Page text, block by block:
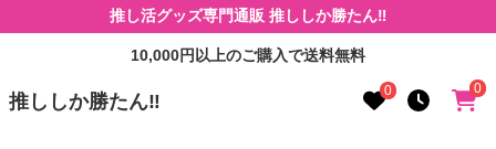
推し活グッズ専門通販 推ししか勝たん‼
10,000円以上のご購入で送料無料
推ししか勝たん‼ 0 0